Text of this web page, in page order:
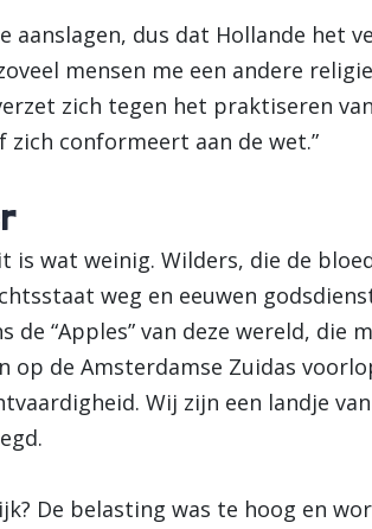
dus dat Hollande het
mensen me een andere
zich tegen het praktiseren
conformeert aan de wet.”
is wat weinig. Wilders, die de
weg en eeuwen
de “Apples” van deze wereld, die
op de Amsterdamse Zuidas
Wij zijn een landje
De belasting was te hoog en